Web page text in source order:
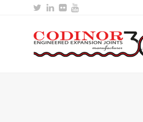
Twitter
LinkedIn
FlickrYoutube